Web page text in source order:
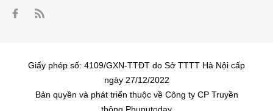
Giấy phép số: 4109/GXN-TTĐT do Sở TTTT Hà Nội cấp
ngày 27/12/2022
Bản quyền và phát triển thuộc về Công ty CP Truyền